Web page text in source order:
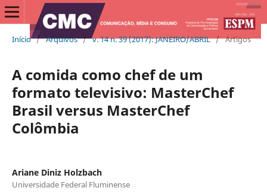
Início / Arquivos / v. 14 n. 39 (2017): JANEIRO/ABRIL / Artigos
A comida como chef de um
formato televisivo: MasterChef
Brasil versus MasterChef
Colômbia
Ariane Diniz Holzbach
Universidade Federal Fluminense